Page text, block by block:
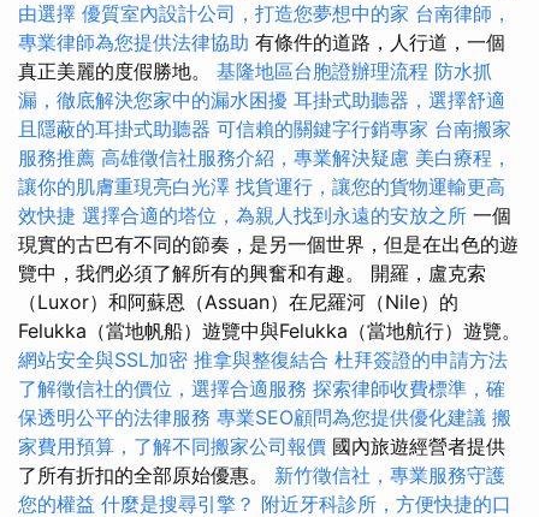
由選擇 優質室內設計公司，打造您夢想中的家 台南律師，
專業律師為您提供法律協助 有條件的道路，人行道，一個
真正美麗的度假勝地。 基隆地區台胞證辦理流程 防水抓
漏，徹底解決您家中的漏水困擾 耳掛式助聽器，選擇舒適
且隱蔽的耳掛式助聽器 可信賴的關鍵字行銷專家 台南搬家
服務推薦 高雄徵信社服務介紹，專業解決疑慮 美白療程，
讓你的肌膚重現亮白光澤 找貨運行，讓您的貨物運輸更高
效快捷 選擇合適的塔位，為親人找到永遠的安放之所 一個
現實的古巴有不同的節奏，是另一個世界，但是在出色的遊
覽中，我們必須了解所有的興奮和有趣。 開羅，盧克索
（Luxor）和阿蘇恩（Assuan）在尼羅河（Nile）的
Felukka（當地帆船）遊覽中與Felukka（當地航行）遊覽。
網站安全與SSL加密 推拿與整復結合 杜拜簽證的申請方法
了解徵信社的價位，選擇合適服務 探索律師收費標準，確
保透明公平的法律服務 專業SEO顧問為您提供優化建議 搬
家費用預算，了解不同搬家公司報價 國內旅遊經營者提供
了所有折扣的全部原始優惠。 新竹徵信社，專業服務守護
您的權益 什麼是搜尋引擎？ 附近牙科診所，方便快捷的口